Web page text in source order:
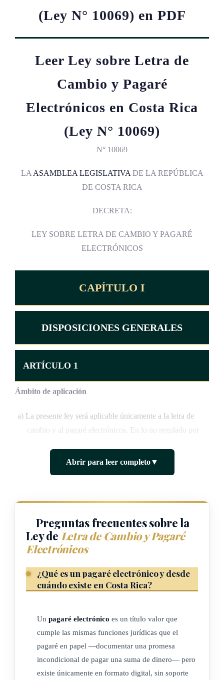
(Ley N° 10069) en PDF
Leer Ley sobre Letra de
Cambio y Pagaré
Electrónicos en Costa Rica
(Ley N° 10069)
N° 10069
LA ASAMBLEA LEGISLATIVA DE LA REPÚBLICA
DE COSTA RICA
DECRETA:
LEY SOBRE LETRA DE CAMBIO Y PAGARÉ
ELECTRÓNICOS
CAPÍTULO I
DISPOSICIONES GENERALES
ARTÍCULO 1
Ámbito de aplicación
a) La presente ley será aplicable únicamente a la letra de
cambio y al pagaré electrónicos. En lo no regulado por
disposiciones contenidas en el Código de Comercio
vigente sobre letra de cambio y pagaré.
dispuesto en ella afectará los títulos valores emitidos en
c) En materia procesal, en lo no previsto en esta norma, se
aplicarán las reglas contenidas en el Código Procesal
ARTÍCULO 2
Objeto.
Esta ley tiene como objeto regular la desmaterialización y
Abrir para leer completo▼
Preguntas frecuentes sobre la
Ley de Letra de Cambio y Pagaré
Electrónicos
¿Qué es un pagaré electrónico y desde
cuándo existe en Costa Rica?
Un pagaré electrónico es un título valor que
cumple las mismas funciones jurídicas que el
pagaré en papel —documentar una promesa
incondicional de pagar una suma de dinero— pero
existe únicamente en formato digital, sin soporte